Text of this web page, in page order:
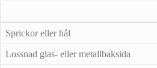
Sprickor eller hål
Lossnad glas- eller metallbaksida